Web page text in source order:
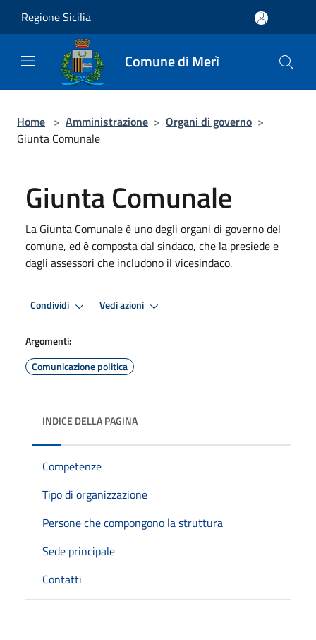
Regione Sicilia
Comune di Merì
Home > Amministrazione > Organi di governo >
Giunta Comunale
Giunta Comunale
La Giunta Comunale è uno degli organi di governo del
comune, ed è composta dal sindaco, che la presiede e
dagli assessori che includono il vicesindaco.
Condividi Vedi azioni
Argomenti:
Comunicazione politica
INDICE DELLA PAGINA
Competenze
Tipo di organizzazione
Persone che compongono la struttura
Sede principale
Contatti